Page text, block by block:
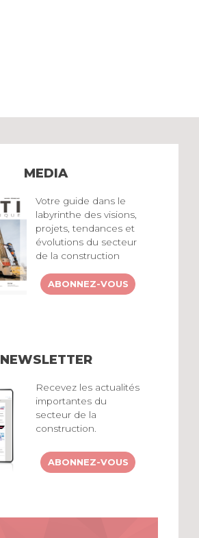
MEDIA
Votre guide dans le
labyrinthe des visions,
projets, tendances et
évolutions du secteur
de la construction
ABONNEZ-VOUS
NEWSLETTER
Recevez les actualités
importantes du
secteur de la
construction.
ABONNEZ-VOUS